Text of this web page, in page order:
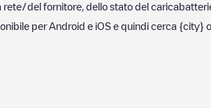
del fornitore, dello stato del
per Android e iOS e quindi cerca {city} o